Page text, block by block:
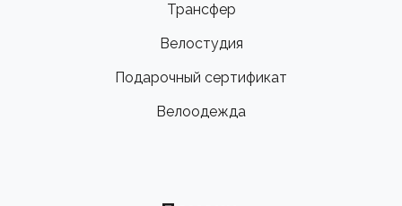
Трансфер
Велостудия
Подарочный сертификат
Велоодежда